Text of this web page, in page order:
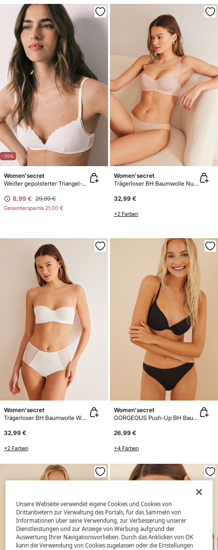
-70%
Women'secret
Weißer gepolsterter Triangel-BH aus Spitze CHARMING
8,99 € 29,99 €
Gesamtersparnis 21,00 €
Women'secret
Trägerloser BH Baumwolle Nude
32,99 €
+2 Farben
Women'secret
Trägerloser BH Baumwolle Weiß
32,99 €
+2 Farben
Women'secret
GORGEOUS Push-Up BH Baumwolle Schwarz
26,99 €
+4 Farben
Unsere Webseite verwendet eigene Cookies und Cookies von
Drittanbietern zur Verwaltung des Portals, für das Sammeln von
Informationen über seine Verwendung, zur Verbesserung unserer
Dienstleistungen und zur Anzeige von Werbung aufgrund der
Auswertung Ihrer Navigationsvorlieben. Durch das Anklicken von OK
kann die Verwendung von Cookies zugelassen oder die Einstellungen